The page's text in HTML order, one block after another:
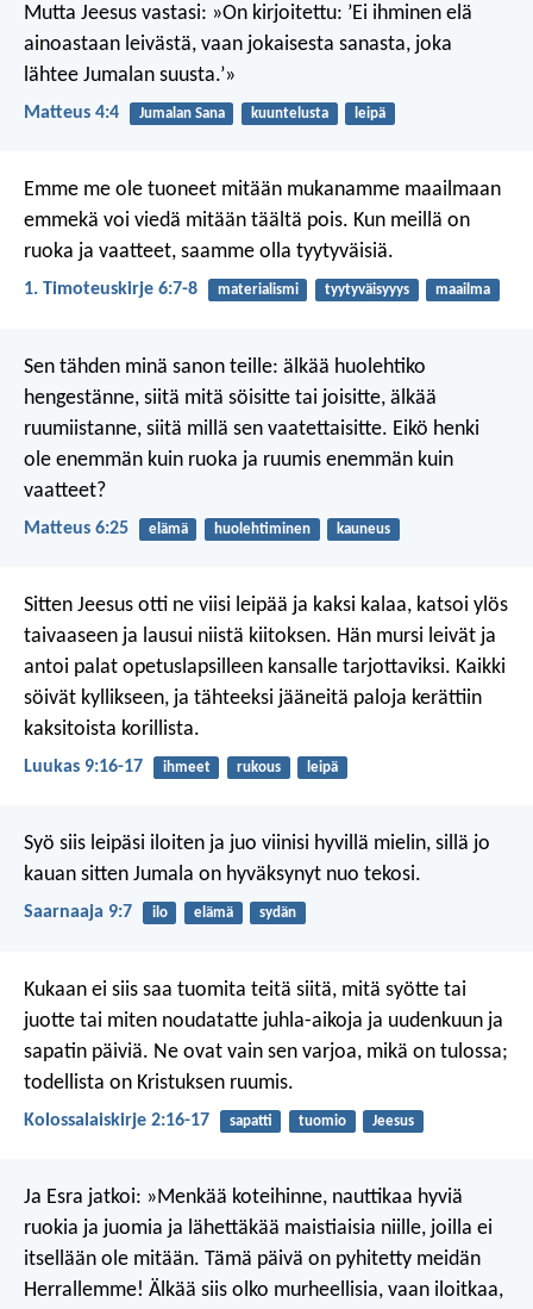
Mutta Jeesus vastasi: »On kirjoitettu: ’Ei ihminen elä
ainoastaan leivästä, vaan jokaisesta sanasta, joka
lähtee Jumalan suusta.’»
Matteus 4:4 Jumalan Sana kuuntelusta leipä
Emme me ole tuoneet mitään mukanamme maailmaan
emmekä voi viedä mitään täältä pois. Kun meillä on
ruoka ja vaatteet, saamme olla tyytyväisiä.
1. Timoteuskirje 6:7-8 materialismi tyytyväisyyys maailma
Sen tähden minä sanon teille: älkää huolehtiko
hengestänne, siitä mitä söisitte tai joisitte, älkää
ruumiistanne, siitä millä sen vaatettaisitte. Eikö henki
ole enemmän kuin ruoka ja ruumis enemmän kuin
vaatteet?
Matteus 6:25 elämä huolehtiminen kauneus
Sitten Jeesus otti ne viisi leipää ja kaksi kalaa, katsoi ylös
taivaaseen ja lausui niistä kiitoksen. Hän mursi leivät ja
antoi palat opetuslapsilleen kansalle tarjottaviksi. Kaikki
söivät kyllikseen, ja tähteeksi jääneitä paloja kerättiin
kaksitoista korillista.
Luukas 9:16-17 ihmeet rukous leipä
Syö siis leipäsi iloiten ja juo viinisi hyvillä mielin, sillä jo
kauan sitten Jumala on hyväksynyt nuo tekosi.
Saarnaaja 9:7 ilo elämä sydän
Kukaan ei siis saa tuomita teitä siitä, mitä syötte tai
juotte tai miten noudatatte juhla-aikoja ja uudenkuun ja
sapatin päiviä. Ne ovat vain sen varjoa, mikä on tulossa;
todellista on Kristuksen ruumis.
Kolossalaiskirje 2:16-17 sapatti tuomio Jeesus
Ja Esra jatkoi: »Menkää koteihinne, nauttikaa hyviä
ruokia ja juomia ja lähettäkää maistiaisia niille, joilla ei
itsellään ole mitään. Tämä päivä on pyhitetty meidän
Herrallemme! Älkää siis olko murheellisia, vaan iloitkaa,